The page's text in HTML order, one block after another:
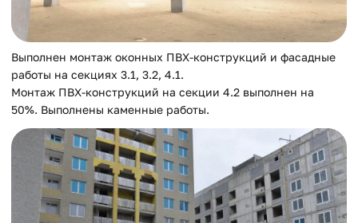
Выполнен монтаж оконных ПВХ-конструкций и фасадные
работы на секциях 3.1, 3.2, 4.1.
Монтаж ПВХ-конструкций на секции 4.2 выполнен на
50%. Выполнены каменные работы.